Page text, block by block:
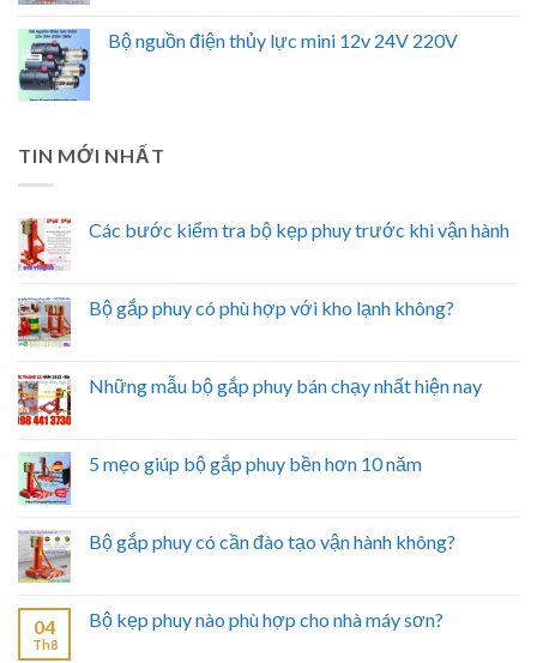
Bộ nguồn điện thủy lực mini 12v 24V 220V
TIN MỚI NHẤT
Các bước kiểm tra bộ kẹp phuy trước khi vận hành
Bộ gắp phuy có phù hợp với kho lạnh không?
Những mẫu bộ gắp phuy bán chạy nhất hiện nay
5 mẹo giúp bộ gắp phuy bền hơn 10 năm
Bộ gắp phuy có cần đào tạo vận hành không?
04
Th8
Bộ kẹp phuy nào phù hợp cho nhà máy sơn?